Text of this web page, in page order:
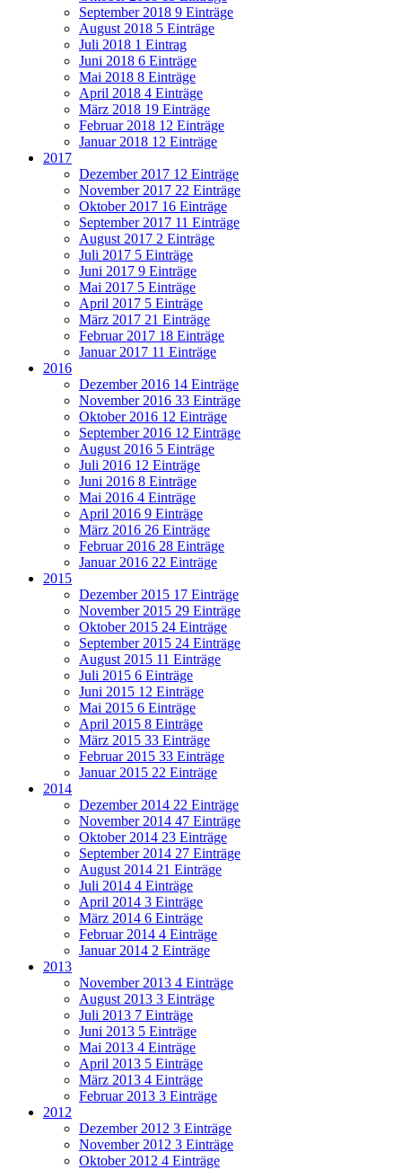
September 2018 9 Einträge
August 2018 5 Einträge
Juli 2018 1 Eintrag
Juni 2018 6 Einträge
Mai 2018 8 Einträge
April 2018 4 Einträge
März 2018 19 Einträge
Februar 2018 12 Einträge
Januar 2018 12 Einträge
2017
Dezember 2017 12 Einträge
November 2017 22 Einträge
Oktober 2017 16 Einträge
September 2017 11 Einträge
August 2017 2 Einträge
Juli 2017 5 Einträge
Juni 2017 9 Einträge
Mai 2017 5 Einträge
April 2017 5 Einträge
März 2017 21 Einträge
Februar 2017 18 Einträge
Januar 2017 11 Einträge
2016
Dezember 2016 14 Einträge
November 2016 33 Einträge
Oktober 2016 12 Einträge
September 2016 12 Einträge
August 2016 5 Einträge
Juli 2016 12 Einträge
Juni 2016 8 Einträge
Mai 2016 4 Einträge
April 2016 9 Einträge
März 2016 26 Einträge
Februar 2016 28 Einträge
Januar 2016 22 Einträge
2015
Dezember 2015 17 Einträge
November 2015 29 Einträge
Oktober 2015 24 Einträge
September 2015 24 Einträge
August 2015 11 Einträge
Juli 2015 6 Einträge
Juni 2015 12 Einträge
Mai 2015 6 Einträge
April 2015 8 Einträge
März 2015 33 Einträge
Februar 2015 33 Einträge
Januar 2015 22 Einträge
2014
Dezember 2014 22 Einträge
November 2014 47 Einträge
Oktober 2014 23 Einträge
September 2014 27 Einträge
August 2014 21 Einträge
Juli 2014 4 Einträge
April 2014 3 Einträge
März 2014 6 Einträge
Februar 2014 4 Einträge
Januar 2014 2 Einträge
2013
November 2013 4 Einträge
August 2013 3 Einträge
Juli 2013 7 Einträge
Juni 2013 5 Einträge
Mai 2013 4 Einträge
April 2013 5 Einträge
März 2013 4 Einträge
Februar 2013 3 Einträge
2012
Dezember 2012 3 Einträge
November 2012 3 Einträge
Oktober 2012 4 Einträge